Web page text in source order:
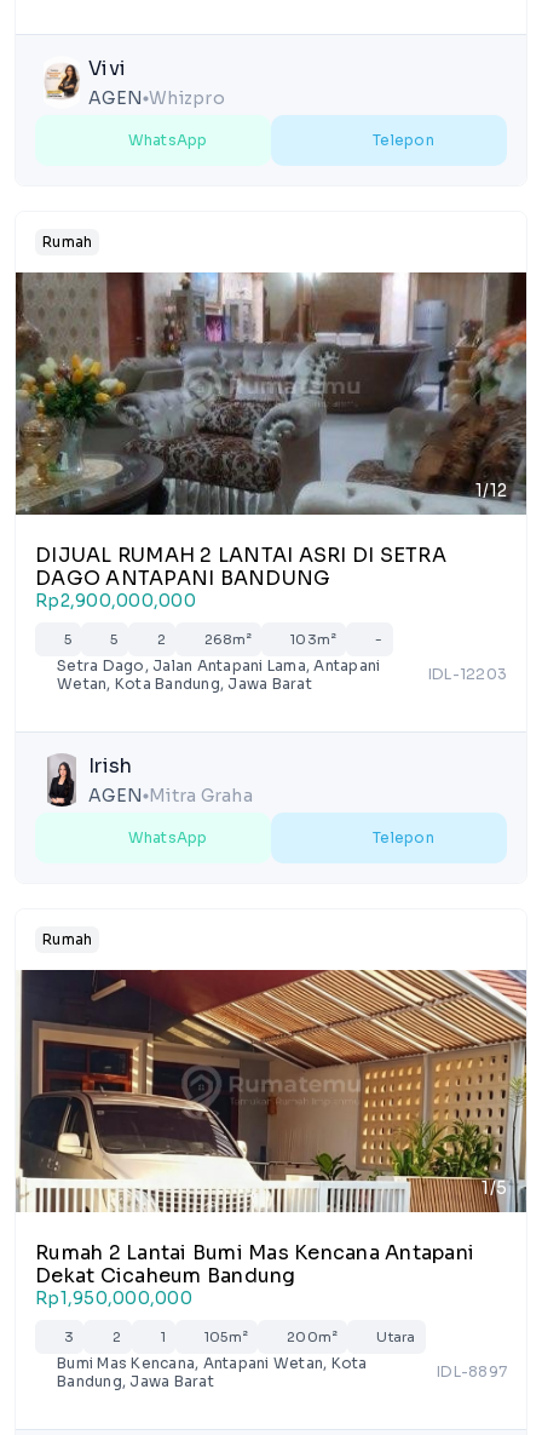
Vivi
AGEN lensWhizpro
WhatsApp Telepon
Rumah
1/12
DIJUAL RUMAH 2 LANTAI ASRI DI SETRA
DAGO ANTAPANI BANDUNG
Rp2,900,000,000
5 5 2 268m² 103m² -
Setra Dago, Jalan Antapani Lama, Antapani
Wetan, Kota Bandung, Jawa Barat
IDL-12203
Irish
AGEN lens Mitra Graha
WhatsApp Telepon
Rumah
1/5
Rumah 2 Lantai Bumi Mas Kencana Antapani
Dekat Cicaheum Bandung
Rp1,950,000,000
3 2 1 105m² 200m² Utara
Bumi Mas Kencana, Antapani Wetan, Kota
Bandung, Jawa Barat
IDL-8897